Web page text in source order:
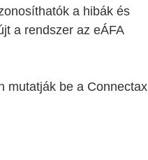
a hibák és
a rendszer az eÁFA
mutatják be a Connectax